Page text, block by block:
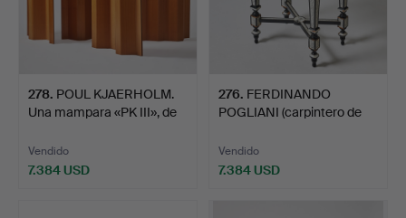
278. POUL KJAERHOLM.
Una mampara «PK III», de
Vendido
7.384 USD
276. FERDINANDO
POGLIANI (carpintero de
Vendido
7.384 USD